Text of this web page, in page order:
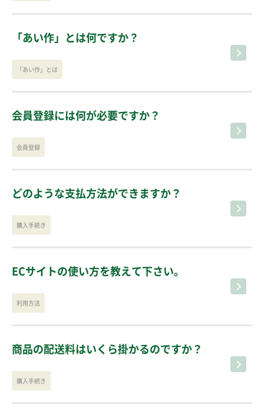
「あい作」とは何ですか？
「あい作」とは
会員登録には何が必要ですか？
会員登録
どのような支払方法ができますか？
購入手続き
ECサイトの使い方を教えて下さい。
利用方法
商品の配送料はいくら掛かるのですか？
購入手続き